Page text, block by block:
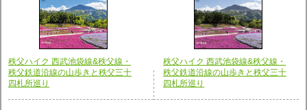
秩父ハイク 西武池袋線&秩父線・
秩父鉄道沿線の山歩きと秩父三十
四札所巡り
秩父ハイク 西武池袋線&秩父線・
秩父鉄道沿線の山歩きと秩父三十
四札所巡り